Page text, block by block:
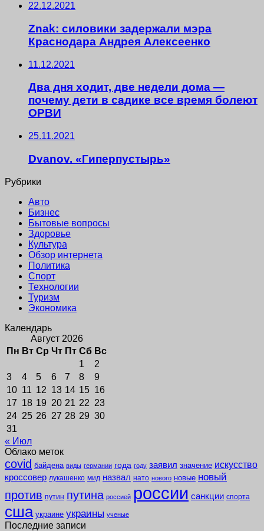
22.12.2021
Znak: силовики задержали мэра
Краснодара Андрея Алексеенко
11.12.2021
Два дня ходит, две недели дома —
почему дети в садике все время болеют
ОРВИ
25.11.2021
Dvanov. «Гиперпустырь»
Рубрики
Авто
Бизнес
Бытовые вопросы
Здоровье
Культура
Обзор интернета
Политика
Спорт
Технологии
Туризм
Экономика
Календарь
Август 2026
Пн Вт Ср Чт Пт Сб Вс
1
2
3
4 5 6 7 8
9
10 11 12 13 14 15 16
17 18 19 20 21 22 23
24 25 26 27 28 29 30
31
« Июл
Облако меток
covid байдена виды германии года году заявил значение искусство
кроссовер лукашенко мид назвал нато нового новые новый
против путин путина россией россии санкции спорта
сша украине украины ученые
Последние записи